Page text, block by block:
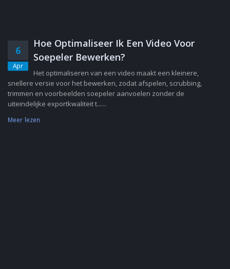
6
Apr
Hoe Optimaliseer Ik Een Video Voor
Soepeler Bewerken?
Het optimaliseren van een video maakt een kleinere,
snellere versie voor het bewerken, zodat afspelen, scrubbing,
trimmen en voorbeelden soepeler aanvoelen zonder de
uiteindelijke exportkwaliteit t......
Meer lezen